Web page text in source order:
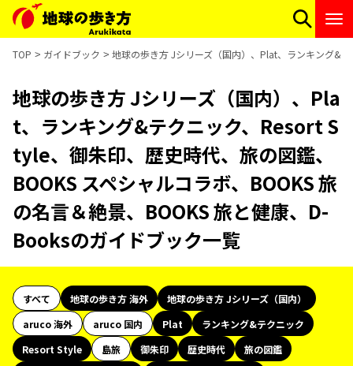
TOP ガイドブック 地球の歩き方 Jシリーズ（国内）、Plat、ランキング&
地球の歩き方 Jシリーズ（国内）、Pla
t、ランキング&テクニック、Resort S
tyle、御朱印、歴史時代、旅の図鑑、
BOOKS スペシャルコラボ、BOOKS 旅
の名言＆絶景、BOOKS 旅と健康、D-
Booksのガイドブック一覧
すべて 地球の歩き方 海外
地球の歩き方 Jシリーズ（国内）
aruco 海外
aruco 国内 Plat
ランキング&テクニック
Resort Style
島旅 御朱印 歴史時代
旅の図鑑